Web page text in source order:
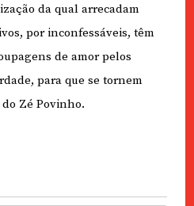
da qual arrecadam
por inconfessáveis, têm
de amor pelos
para que se tornem
Zé Povinho.